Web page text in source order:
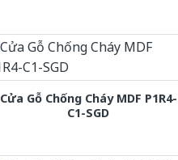
Cửa Gỗ Chống Cháy MDF P1R4-
C1-SGD